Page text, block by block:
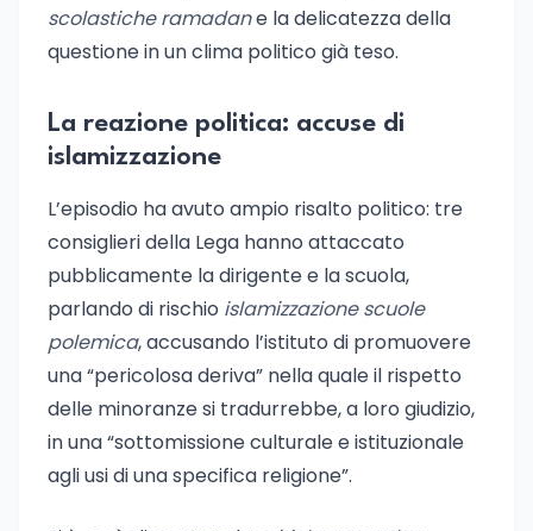
scolastiche ramadane la delicatezza della
questione in un clima politico già teso.
La reazione politica: accuse di
islamizzazione
L’episodio ha avuto ampio risalto politico: tre
consiglieri della Lega hanno attaccato
pubblicamente la dirigente e la scuola,
parlando di rischio islamizzazione scuole
polemica, accusando l’istituto di promuovere
una “pericolosa deriva” nella quale il rispetto
delle minoranze si tradurrebbe, a loro giudizio,
in una “sottomissione culturale e istituzionale
agli usi di una specifica religione”.